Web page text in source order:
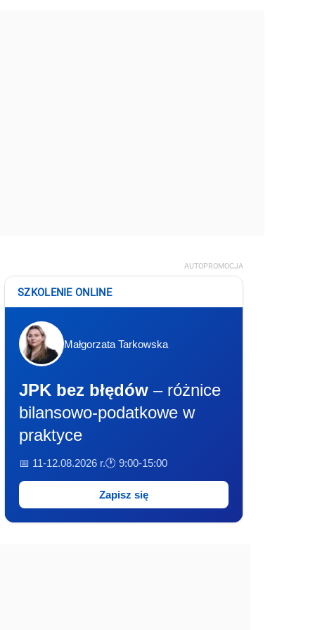
AUTOPROMOCJA
SZKOLENIE ONLINE
Małgorzata Tarkowska
JPK bez błędów – różnice
bilansowo-podatkowe w
praktyce
📅 11-12.08.2026 r.🕐 9:00-15:00
Zapisz się